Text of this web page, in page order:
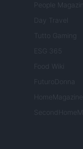
People
Day Travel
Tutto Gaming
ESG 365
Food Wiki
FuturoDonna
HomeMagazine